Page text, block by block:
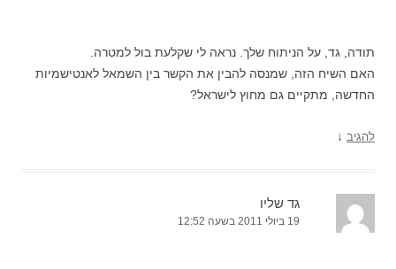
תודה, גד, על הניתוח שלך. נראה לי שקלעת בול למטרה.
האם השיח הזה, שמנסה להבין את הקשר בין השמאל לאנטישמיות
החדשה, מתקיים גם מחוץ לישראל?
להגיב ↓
גד שליו
19 ביולי 2011 בשעה 12:52